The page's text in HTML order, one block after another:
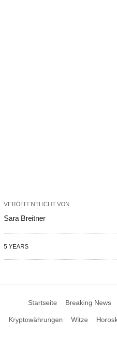
VERÖFFENTLICHT VON
Sara Breitner
5 YEARS
Startseite Breaking News
Kryptowährungen Witze